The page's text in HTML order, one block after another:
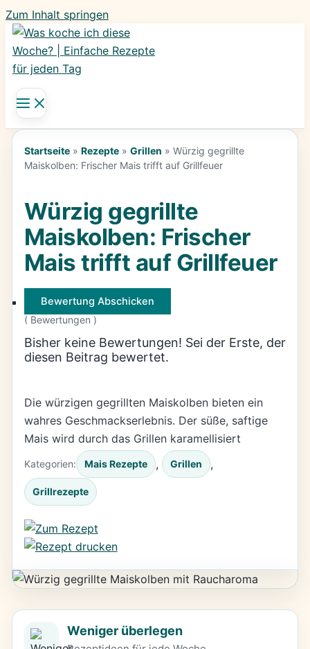
Zum Inhalt springen
Startseite» Rezepte» Grillen » Würzig gegrillte
Maiskolben: Frischer Mais trifft auf Grillfeuer
Würzig gegrillte
Maiskolben: Frischer
Mais trifft auf Grillfeuer
Bewertung Abschicken
( Bewertungen )
Bisher keine Bewertungen! Sei der Erste, der
diesen Beitrag bewertet.
Die würzigen gegrillten Maiskolben bieten ein
wahres Geschmackserlebnis. Der süße, saftige
Mais wird durch das Grillen karamellisiert
Kategorien: Mais Rezepte , Grillen ,
Grillrezepte
Weniger überlegen